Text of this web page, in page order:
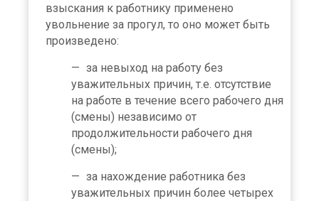
взыскания к работнику применено
увольнение за прогул, то оно может быть
произведено:
за невыход на работу без
уважительных причин, т.е. отсутствие
на работе в течение всего рабочего дня
(смены) независимо от
продолжительности рабочего дня
(смены);
за нахождение работника без
уважительных причин более четырех